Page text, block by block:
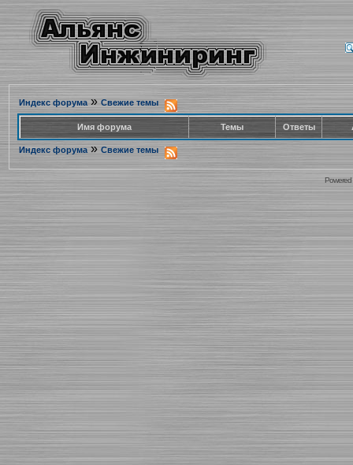
Индекс форума» Свежие темы
Имя форума Темы Ответы
Индекс форума » Свежие темы